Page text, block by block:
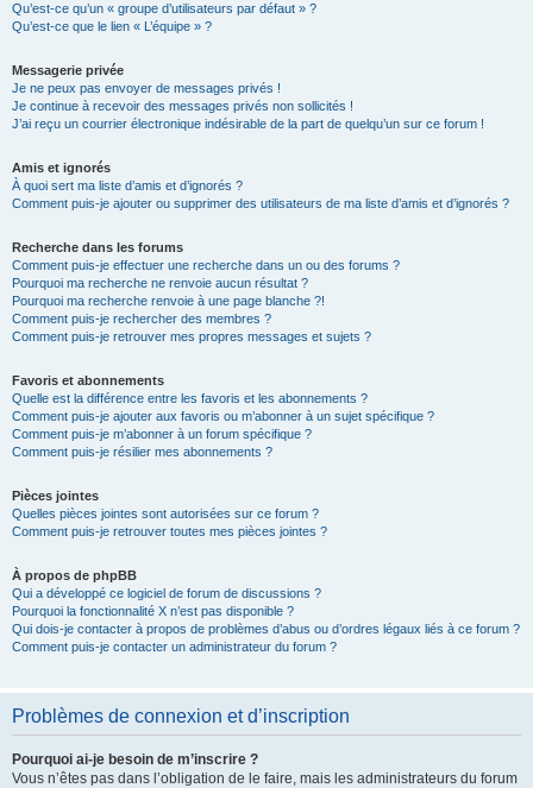
Qu’est-ce qu’un « groupe d’utilisateurs par défaut » ?
Qu’est-ce que le lien « L’équipe » ?
Messagerie privée
Je ne peux pas envoyer de messages privés !
Je continue à recevoir des messages privés non sollicités !
J’ai reçu un courrier électronique indésirable de la part de quelqu’un sur ce forum !
Amis et ignorés
À quoi sert ma liste d’amis et d’ignorés ?
Comment puis-je ajouter ou supprimer des utilisateurs de ma liste d’amis et d’ignorés ?
Recherche dans les forums
Comment puis-je effectuer une recherche dans un ou des forums ?
Pourquoi ma recherche ne renvoie aucun résultat ?
Pourquoi ma recherche renvoie à une page blanche ?!
Comment puis-je rechercher des membres ?
Comment puis-je retrouver mes propres messages et sujets ?
Favoris et abonnements
Quelle est la différence entre les favoris et les abonnements ?
Comment puis-je ajouter aux favoris ou m’abonner à un sujet spécifique ?
Comment puis-je m’abonner à un forum spécifique ?
Comment puis-je résilier mes abonnements ?
Pièces jointes
Quelles pièces jointes sont autorisées sur ce forum ?
Comment puis-je retrouver toutes mes pièces jointes ?
À propos de phpBB
Qui a développé ce logiciel de forum de discussions ?
Pourquoi la fonctionnalité X n’est pas disponible ?
Qui dois-je contacter à propos de problèmes d’abus ou d’ordres légaux liés à ce forum ?
Comment puis-je contacter un administrateur du forum ?
Problèmes de connexion et d’inscription
Pourquoi ai-je besoin de m’inscrire ?
Vous n’êtes pas dans l’obligation de le faire, mais les administrateurs du forum